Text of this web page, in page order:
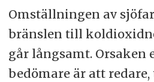
Omställningen av
bränslen till
går långsamt. Orsaken
bedömare är att